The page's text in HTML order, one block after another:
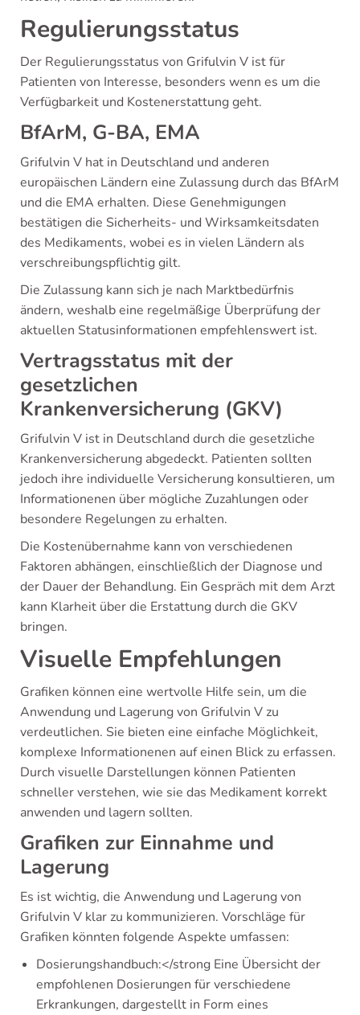
Regulierungsstatus
Der Regulierungsstatus von Grifulvin V ist für
Patienten von Interesse, besonders wenn es um die
Verfügbarkeit und Kostenerstattung geht.
BfArM, G-BA, EMA
Grifulvin V hat in Deutschland und anderen
europäischen Ländern eine Zulassung durch das BfArM
und die EMA erhalten. Diese Genehmigungen
bestätigen die Sicherheits- und Wirksamkeitsdaten
des Medikaments, wobei es in vielen Ländern als
verschreibungspflichtig gilt.
Die Zulassung kann sich je nach Marktbedürfnis
ändern, weshalb eine regelmäßige Überprüfung der
aktuellen Statusinformationen empfehlenswert ist.
Vertragsstatus mit der
gesetzlichen
Krankenversicherung (GKV)
Grifulvin V ist in Deutschland durch die gesetzliche
Krankenversicherung abgedeckt. Patienten sollten
jedoch ihre individuelle Versicherung konsultieren, um
Informationenen über mögliche Zuzahlungen oder
besondere Regelungen zu erhalten.
Die Kostenübernahme kann von verschiedenen
Faktoren abhängen, einschließlich der Diagnose und
der Dauer der Behandlung. Ein Gespräch mit dem Arzt
kann Klarheit über die Erstattung durch die GKV
bringen.
Visuelle Empfehlungen
Grafiken können eine wertvolle Hilfe sein, um die
Anwendung und Lagerung von Grifulvin V zu
verdeutlichen. Sie bieten eine einfache Möglichkeit,
komplexe Informationenen auf einen Blick zu erfassen.
Durch visuelle Darstellungen können Patienten
schneller verstehen, wie sie das Medikament korrekt
anwenden und lagern sollten.
Grafiken zur Einnahme und
Lagerung
Es ist wichtig, die Anwendung und Lagerung von
Grifulvin V klar zu kommunizieren. Vorschläge für
Grafiken könnten folgende Aspekte umfassen:
Dosierungshandbuch:</strong Eine Übersicht der
empfohlenen Dosierungen für verschiedene
Erkrankungen, dargestellt in Form eines